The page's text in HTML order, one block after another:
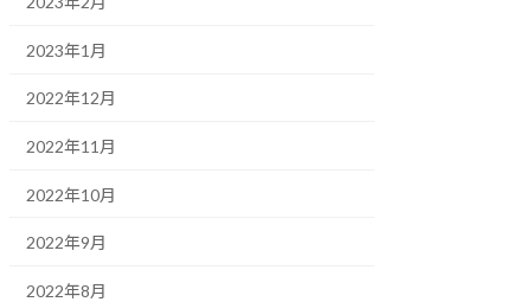
2023年1月
2022年12月
2022年11月
2022年10月
2022年9月
2022年8月